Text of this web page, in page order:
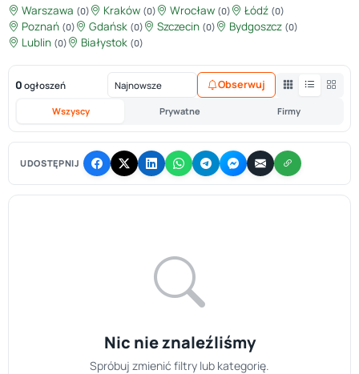
Warszawa (0) Kraków (0) Wrocław (0) Łódź (0)
Poznań (0) Gdańsk (0) Szczecin (0) Bydgoszcz (0)
Lublin (0) Białystok (0)
0 ogłoszeń
Wszyscy Prywatne Firmy
Obserwuj
UDOSTĘPNIJ
Nic nie znaleźliśmy
Spróbuj zmienić filtry lub kategorię.